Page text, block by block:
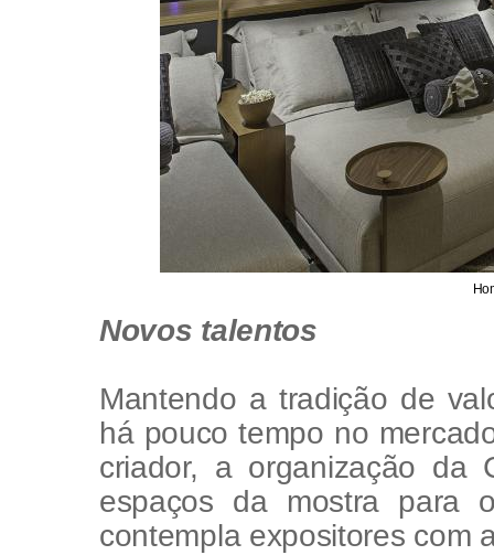
Novos talentos
Mantendo a tradição de
há pouco tempo no
criador, a organização da
espaços da mostra para
contempla expositores com